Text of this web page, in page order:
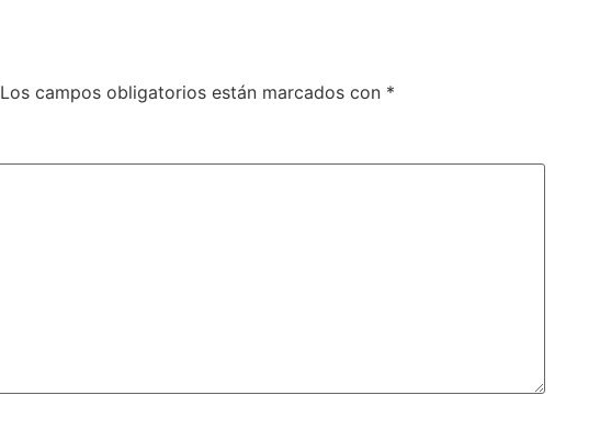
Los campos obligatorios están marcados con *